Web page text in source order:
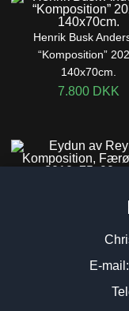
Henrik Busk
“Komposition”
140x70cm.
7.800 DKK
Færøerne 2010.
E-mail: